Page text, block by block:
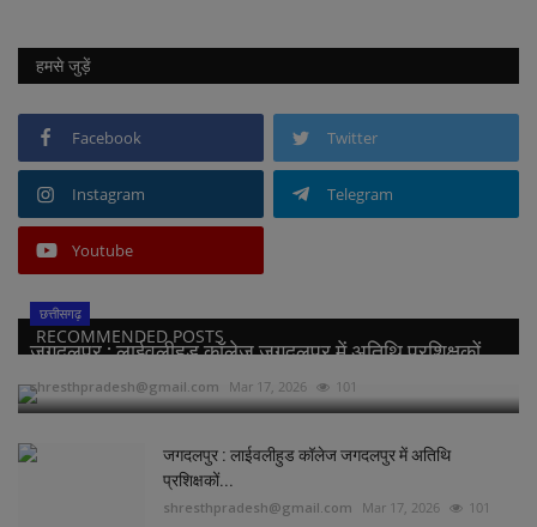
हमसे जुड़ें
Facebook Twitter
Instagram Telegram
Youtube
RECOMMENDED POSTS
छत्तीसगढ़
जगदलपुर : लाईवलीहुड कॉलेज जगदलपुर में अतिथि प्रशिक्षकों...
shresthpradesh@gmail.com Mar 17, 2026 101
जगदलपुर : लाईवलीहुड कॉलेज जगदलपुर में अतिथि
प्रशिक्षकों...
shresthpradesh@gmail.com Mar 17, 2026 101